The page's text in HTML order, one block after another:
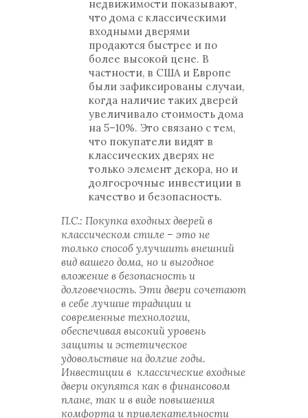
недвижимости показывают,
что дома с классическими
входными дверями
продаются быстрее и по
более высокой цене. В
частности, в США и Европе
были зафиксированы случаи,
когда наличие таких дверей
увеличивало стоимость дома
на 5–10%. Это связано с тем,
что покупатели видят в
классических дверях не
только элемент декора, но и
долгосрочные инвестиции в
качество и безопасность.
П.С.: Покупка входных дверей в
классическом стиле – это не
только способ улучшить внешний
вид вашего дома, но и выгодное
вложение в безопасность и
долговечность. Эти двери сочетают
в себе лучшие традиции и
современные технологии,
обеспечивая высокий уровень
защиты и эстетическое
удовольствие на долгие годы.
Инвестиции в классические входные
двери окупятся как в финансовом
плане, так и в виде повышения
комфорта и привлекательности